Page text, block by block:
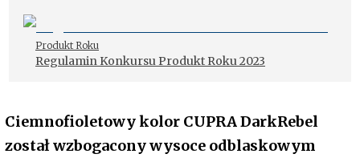
Produkt Roku
Regulamin Konkursu Produkt Roku 2023
Ciemnofioletowy kolor CUPRA DarkRebel
został wzbogacony wysoce odblaskowym